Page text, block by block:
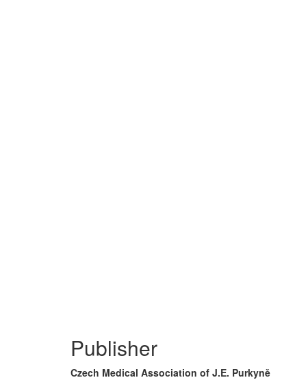
Publisher
Czech Medical Association of J.E. Purkyně